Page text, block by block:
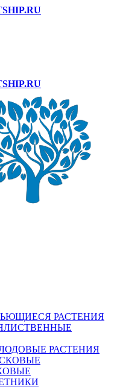
РАСТЕНИЯ
ЛИСТВЕННЫЕ
РАСТЕНИЯ